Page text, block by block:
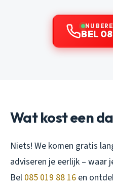
NU
BEL
Wat kost een
Niets! We komen gratis
adviseren je eerlijk –
Bel 085 019 88 16 en